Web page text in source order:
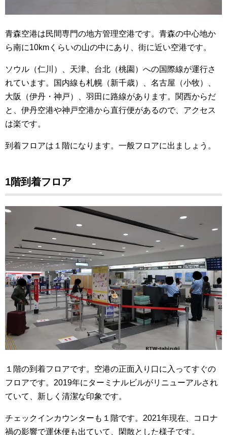
青森空港は民間専門の地方管理空港です。青森の中心地か
ら南に10kmくらいの山の中にあり、街に近い空港です。
ソウル（仁川）、天津、台北（桃園）への国際線が運行さ
れています。国内線も札幌（新千歳）、名古屋（小牧）、
大阪（伊丹・神戸）、羽田に路線があります。 関西からだ
と、伊丹空港や神戸空港から直行便があるので、アクセス
は楽です。
到着フロアは１階になります。一般フロアに出ましょう。
1階到着フロア
１階の到着フロアです。空港の正面入り口に入ってすぐの
フロアです。2019年にターミナルビルがリニューアルされ
ていて、新しく清潔な印象です。
チェックインカウンターも１階です。2021年現在、コロナ
禍の影響で運休便も出ていて、閑散とした様子です。